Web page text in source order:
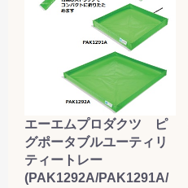
エーエムプロダクツ ピ
グポータブルユーティリ
ティートレー
(PAK1292A/PAK1291A/